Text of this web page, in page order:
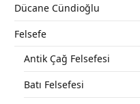
Dücane Cündioğlu
Felsefe
Antik Çağ Felsefesi
Batı Felsefesi